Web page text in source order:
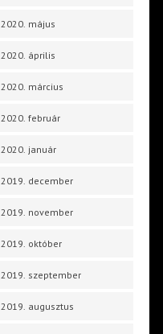
2020. május
2020. április
2020. március
2020. február
2020. január
2019. december
2019. november
2019. október
2019. szeptember
2019. augusztus